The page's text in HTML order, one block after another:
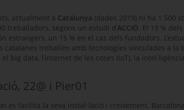
actualment a Catalunya (dades 2019) hi ha 1.500
treballadors, segons un estudi d’ACCIÓ . El 19 %
estrangers, un 15 % en el cas dels fundadors.
catalanes treballen amb tecnologies vinculades a la
, el big data, l’internet de les coses (IoT), la
22@ i Pier01
es facilita la seva instal·lació i creixement.